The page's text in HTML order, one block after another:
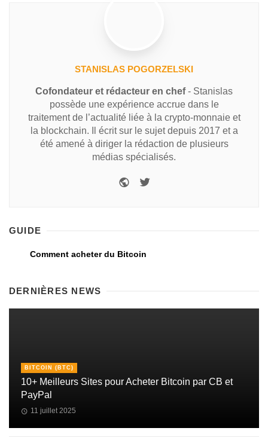
STANISLAS POGORZELSKI
Cofondateur et rédacteur en chef- Stanislas
possède une expérience accrue dans le
traitement de l’actualité liée à la crypto-monnaie et
la blockchain. Il écrit sur le sujet depuis 2017 et a
été amené à diriger la rédaction de plusieurs
médias spécialisés.
GUIDE
Comment acheter du Bitcoin
DERNIÈRES NEWS
BITCOIN (BTC)
10+ Meilleurs Sites pour Acheter Bitcoin par CB et
PayPal
11 juillet 2025